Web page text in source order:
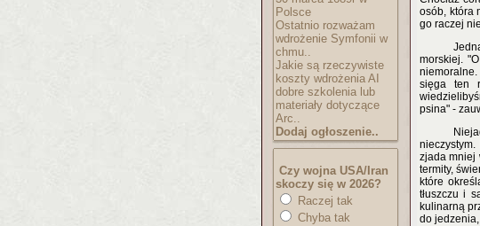
Polsce
Ostatnio rozważam
wdrożenie Symfonii w
chmu..
Jakie są rzeczywiste
koszty wdrożenia AI
dobre szkolenia lub
materiały dotyczące
Arc..
Dodaj ogłoszenie..
Czy wojna USA/Iran
skoczy się w 2026?
Raczej tak
Chyba tak
osób, która
go raczej
morskiej.
niemoralne.
sięga ten
psina" -
zjada mniej
termity,
które
tłuszczu i
kulinarną
do